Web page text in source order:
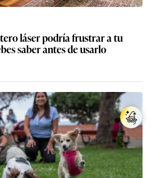
láser podría frustrar a tu
saber antes de usarlo